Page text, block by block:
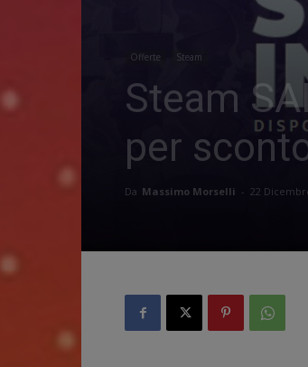
Offerte Steam
Steam
per
Da Massimo Morselli - 22